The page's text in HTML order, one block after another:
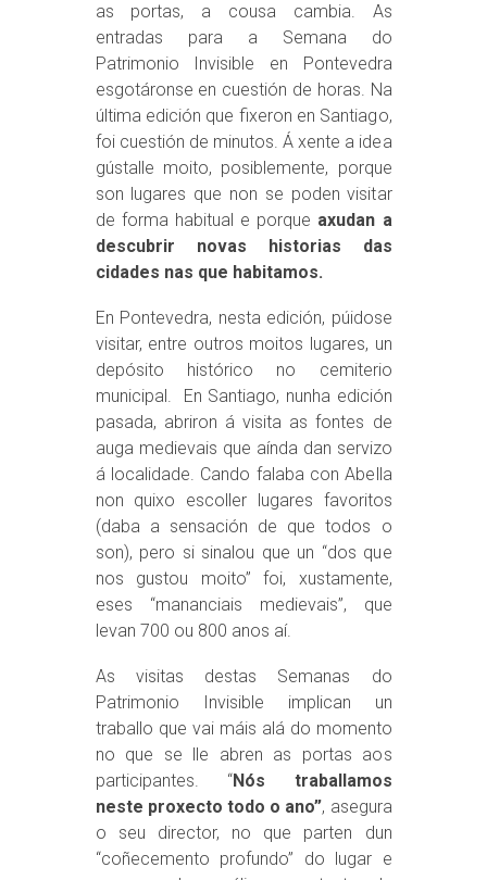
as portas, a cousa cambia. As
entradas para a Semana do
Patrimonio Invisible en Pontevedra
esgotáronse en cuestión de horas. Na
última edición que fixeron en Santiago,
foi cuestión de minutos. Á xente a idea
gústalle moito, posiblemente, porque
son lugares que non se poden visitar
de forma habitual e porque axudan a
descubrir novas historias das
cidades nas que habitamos.
En Pontevedra, nesta edición, púidose
visitar, entre outros moitos lugares, un
depósito histórico no cemiterio
municipal. En Santiago, nunha edición
pasada, abriron á visita as fontes de
auga medievais que aínda dan servizo
á localidade. Cando falaba con Abella
non quixo escoller lugares favoritos
(daba a sensación de que todos o
son), pero si sinalou que un “dos que
nos gustou moito” foi, xustamente,
eses “mananciais medievais”, que
levan 700 ou 800 anos aí.
As visitas destas Semanas do
Patrimonio Invisible implican un
traballo que vai máis alá do momento
no que se lle abren as portas aos
participantes. “Nós traballamos
neste proxecto todo o ano”, asegura
o seu director, no que parten dun
“coñecemento profundo” do lugar e